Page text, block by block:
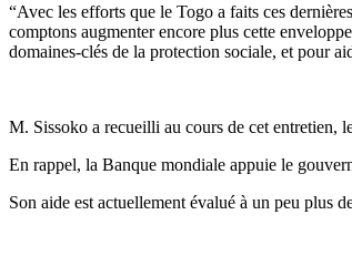
“Avec les efforts que le Togo a faits ces
comptons augmenter encore plus cette
domaines-clés de la protection sociale, et pour
M. Sissoko a recueilli au cours de cet entretien,
En rappel, la Banque mondiale appuie le
Son aide est actuellement évalué à un peu plus